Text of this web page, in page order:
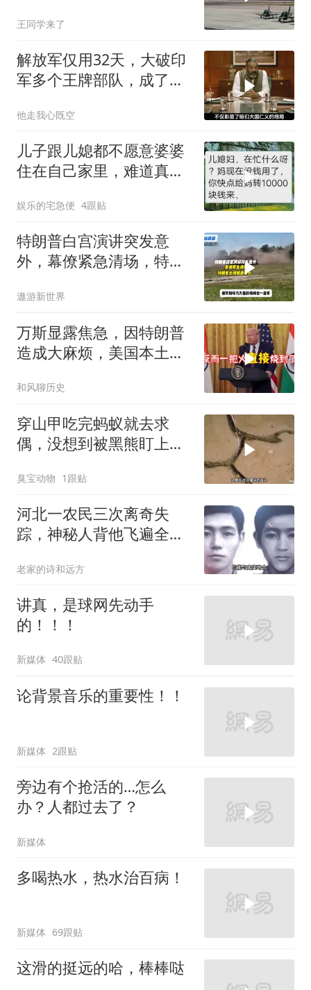
王同学来了
解放军仅用32天，大破印
军多个王牌部队，成了印
他走我心既空
儿子跟儿媳都不愿意婆婆
住在自己家里，难道真是
娱乐的宅急便 4跟贴
特朗普白宫演讲突发意
外，幕僚紧急清场，特朗
遨游新世界
万斯显露焦急，因特朗普
造成大麻烦，美国本土有
和风聊历史
穿山甲吃完蚂蚁就去求
偶，没想到被黑熊盯上
臭宝动物 1跟贴
河北一农民三次离奇失
踪，神秘人背他飞遍全中
老家的诗和远方
讲真，是球网先动手
的！！！
新媒体 40跟贴
论背景音乐的重要性！！
新媒体 2跟贴
旁边有个抢活的…怎么
办？人都过去了？
新媒体
多喝热水，热水治百病！
新媒体 69跟贴
这滑的挺远的哈，棒棒哒